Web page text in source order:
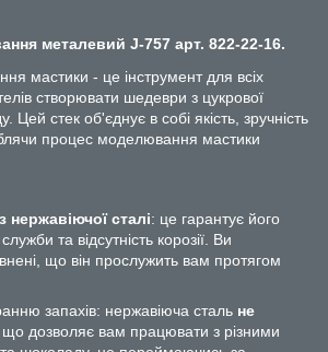
металевий J-757 арт. 822-22-16.
мастики - це інструмент для всіх
створювати шедеври з цукрової
Цей стек об'єднує в собі якість, зручність
процес моделювання мастики
з нержавіючої сталі: це гарантує його
та відсутність корозії. Ви
що він прослужить вам протягом
запахів: нержавіюча сталь не
, що дозволяє вам працювати з різними